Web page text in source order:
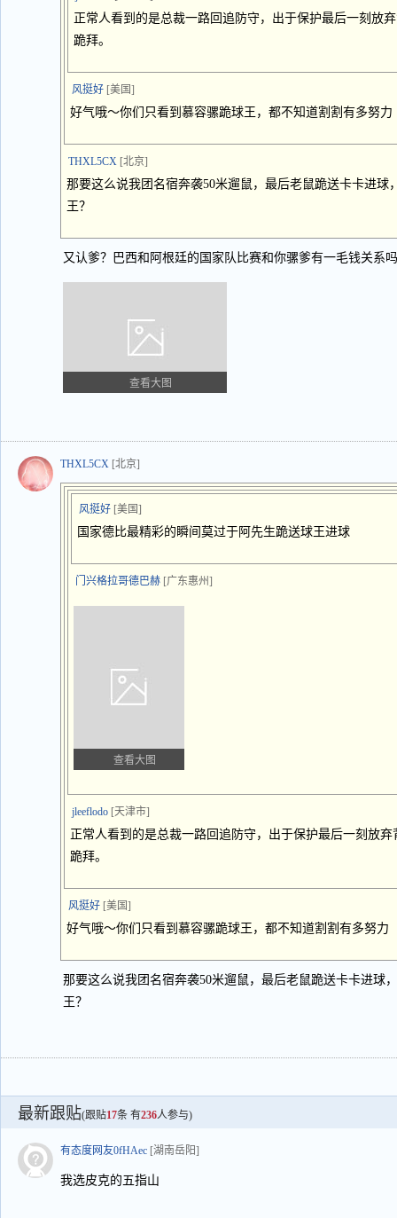
正常人看到的是总裁一路回追防守，出于保护最后一刻放
跪拜。
风挺好 [美国]
好气哦～你们只看到慕容骡跪球王，都不知道割割有多努力
THXL5CX [北京]
那要这么说我团名宿奔袭50米遛鼠，最后老鼠跪送卡卡进球
王？
又认爹？巴西和阿根廷的国家队比赛和你骡爹有一毛钱关系
查看大图
THXL5CX [北京]
风挺好 [美国]
国家德比最精彩的瞬间莫过于阿先生跪送球王进球
门兴格拉哥德巴赫 [广东惠州]
查看大图
jleeflodo [天津市]
正常人看到的是总裁一路回追防守，出于保护最后一刻放
跪拜。
风挺好 [美国]
好气哦～你们只看到慕容骡跪球王，都不知道割割有多努力
那要这么说我团名宿奔袭50米遛鼠，最后老鼠跪送卡卡进球
王？
最新跟贴(跟贴17条 有236人参与)
有态度网友0fHAec [湖南岳阳]
我选皮克的五指山